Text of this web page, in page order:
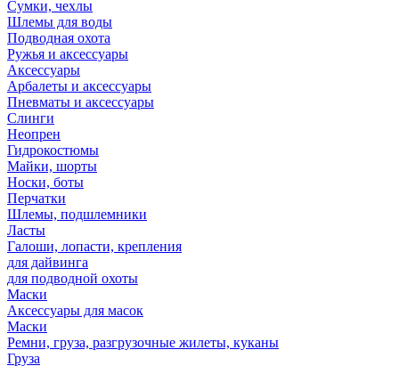
Сумки, чехлы
Шлемы для воды
Подводная охота
Ружья и аксессуары
Аксессуары
Арбалеты и аксессуары
Пневматы и аксессуары
Слинги
Неопрен
Гидрокостюмы
Майки, шорты
Носки, боты
Перчатки
Шлемы, подшлемники
Ласты
Галоши, лопасти, крепления
для дайвинга
для подводной охоты
Маски
Аксессуары для масок
Маски
Ремни, груза, разгрузочные жилеты, куканы
Груза